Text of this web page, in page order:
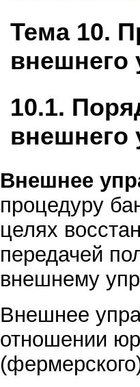
Тема 10.
внешнего
10.1.
внешнего
Внешнее
процедуру
целях
передачей
внешнему
Внешнее
отношении